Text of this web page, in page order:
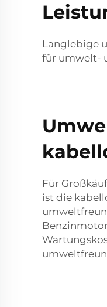
Langlebige
für umwelt-
Für
ist die